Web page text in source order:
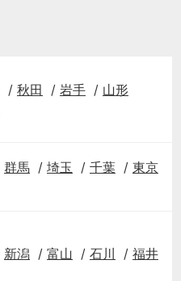
秋田 岩手
山形
群馬 埼玉 千葉
東京
新潟 富山 石川 福井